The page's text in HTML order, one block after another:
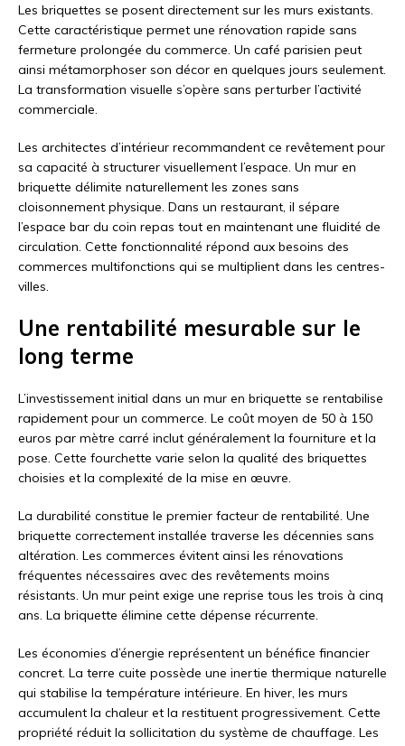
Les briquettes se posent directement sur les murs existants.
Cette caractéristique permet une rénovation rapide sans
fermeture prolongée du commerce. Un café parisien peut
ainsi métamorphoser son décor en quelques jours seulement.
La transformation visuelle s’opère sans perturber l’activité
commerciale.
Les architectes d’intérieur recommandent ce revêtement pour
sa capacité à structurer visuellement l’espace. Un mur en
briquette délimite naturellement les zones sans
cloisonnement physique. Dans un restaurant, il sépare
l’espace bar du coin repas tout en maintenant une fluidité de
circulation. Cette fonctionnalité répond aux besoins des
commerces multifonctions qui se multiplient dans les centres-
villes.
Une rentabilité mesurable sur le
long terme
L’investissement initial dans un mur en briquette se rentabilise
rapidement pour un commerce. Le coût moyen de 50 à 150
euros par mètre carré inclut généralement la fourniture et la
pose. Cette fourchette varie selon la qualité des briquettes
choisies et la complexité de la mise en œuvre.
La durabilité constitue le premier facteur de rentabilité. Une
briquette correctement installée traverse les décennies sans
altération. Les commerces évitent ainsi les rénovations
fréquentes nécessaires avec des revêtements moins
résistants. Un mur peint exige une reprise tous les trois à cinq
ans. La briquette élimine cette dépense récurrente.
Les économies d’énergie représentent un bénéfice financier
concret. La terre cuite possède une inertie thermique naturelle
qui stabilise la température intérieure. En hiver, les murs
accumulent la chaleur et la restituent progressivement. Cette
propriété réduit la sollicitation du système de chauffage. Les